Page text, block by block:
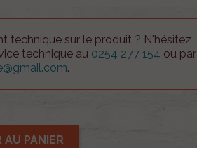
technique sur le produit ? N'hésitez
technique au 0254 277 154 ou par
.
AU PANIER